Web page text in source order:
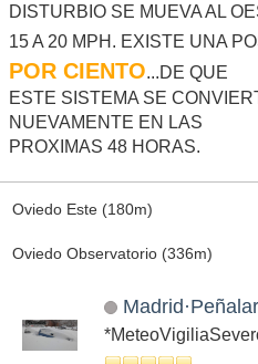
DISTURBIO SE MUEVA AL
15 A 20 MPH. EXISTE UNA
POR CIENTO...DE QUE
ESTE SISTEMA SE
NUEVAMENTE EN LAS
PROXIMAS 48 HORAS.
Oviedo Este (180m)
Oviedo Observatorio (336m)